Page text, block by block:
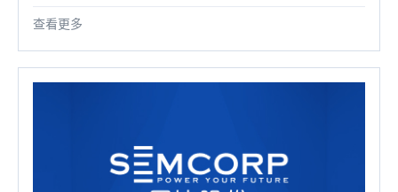
查看更多